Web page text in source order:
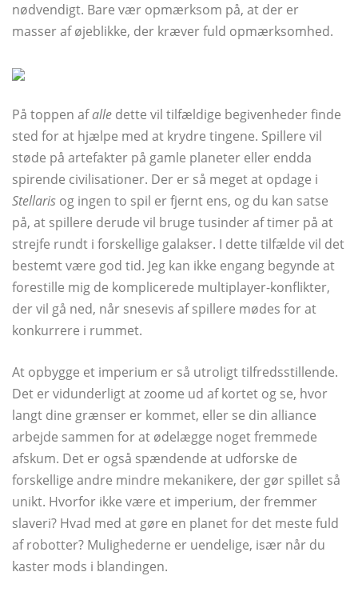
nødvendigt. Bare vær opmærksom på, at der er
masser af øjeblikke, der kræver fuld opmærksomhed.
På toppen afalle dette vil tilfældige begivenheder finde
sted for at hjælpe med at krydre tingene. Spillere vil
støde på artefakter på gamle planeter eller endda
spirende civilisationer. Der er så meget at opdage i
Stellaris og ingen to spil er fjernt ens, og du kan satse
på, at spillere derude vil bruge tusinder af timer på at
strejfe rundt i forskellige galakser. I dette tilfælde vil det
bestemt være god tid. Jeg kan ikke engang begynde at
forestille mig de komplicerede multiplayer-konflikter,
der vil gå ned, når snesevis af spillere mødes for at
konkurrere i rummet.
At opbygge et imperium er så utroligt tilfredsstillende.
Det er vidunderligt at zoome ud af kortet og se, hvor
langt dine grænser er kommet, eller se din alliance
arbejde sammen for at ødelægge noget fremmede
afskum. Det er også spændende at udforske de
forskellige andre mindre mekanikere, der gør spillet så
unikt. Hvorfor ikke være et imperium, der fremmer
slaveri? Hvad med at gøre en planet for det meste fuld
af robotter? Mulighederne er uendelige, især når du
kaster mods i blandingen.